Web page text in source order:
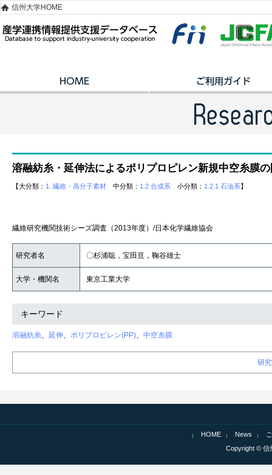
信州大学HOME
溶融紡糸・延伸法によるポリプロピレン新規中空糸膜
【大分類： 1. 繊維・高分子素材 中分類： 1.2 合成系 小分類： 1.2.1 石油系】
繊維研究機関技術シーズ調査（2013年度）/日本化学繊維協会
研究者名 〇杉浦聡，宝田亘，鞠谷雄士
大学・機関名 東京工業大学
キーワード
溶融紡糸、 延伸、 ポリプロピレン(PP)、 中空糸膜
研
HOME News
Copyright © 信